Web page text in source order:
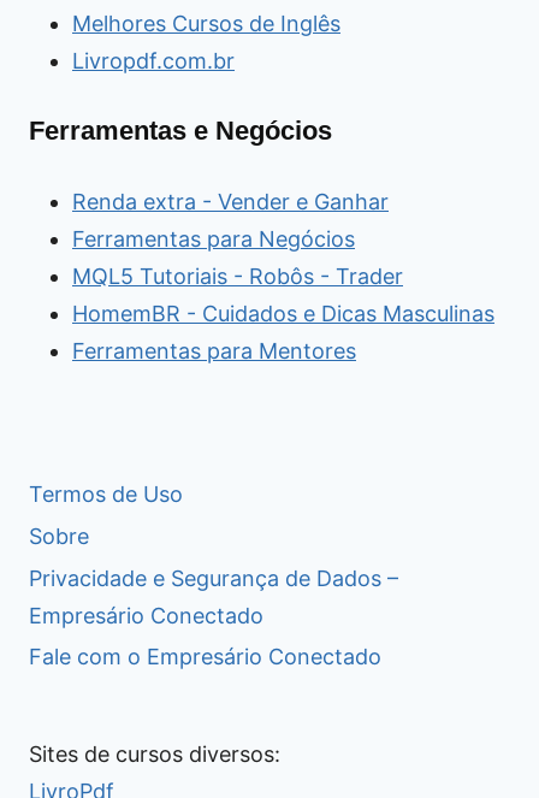
Melhores Cursos de Inglês
Livropdf.com.br
Ferramentas e Negócios
Renda extra - Vender e Ganhar
Ferramentas para Negócios
MQL5 Tutoriais - Robôs - Trader
HomemBR - Cuidados e Dicas Masculinas
Ferramentas para Mentores
Termos de Uso
Sobre
Privacidade e Segurança de Dados –
Empresário Conectado
Fale com o Empresário Conectado
Sites de cursos diversos:
LivroPdf